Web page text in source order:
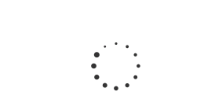
Звезда - С
днем
рождения